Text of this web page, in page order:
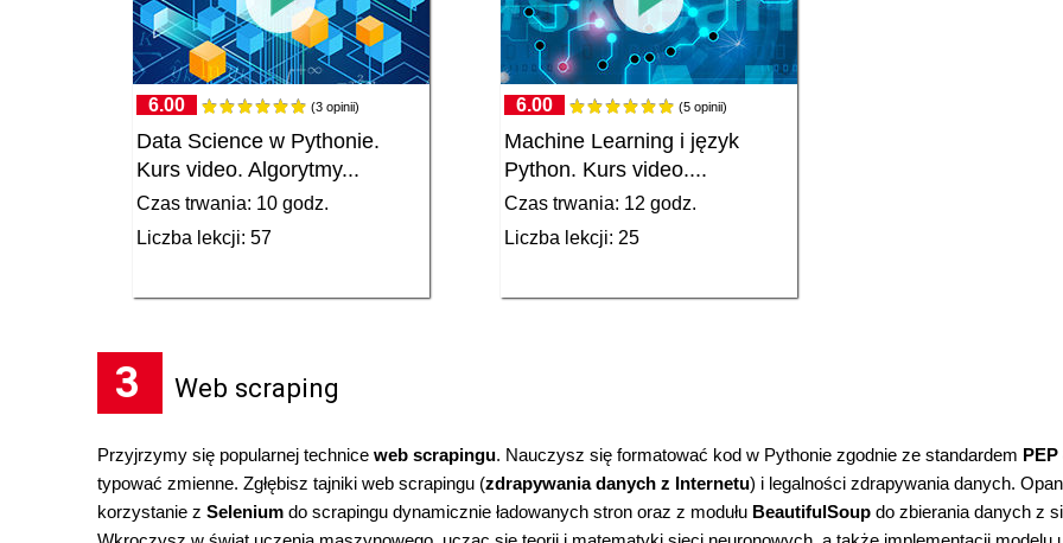
6.00 (3 opinii)
Data Science w Pythonie.
Kurs video. Algorytmy...
Czas trwania: 10 godz.
Liczba lekcji: 57
6.00 (5 opinii)
Machine Learning i język
Python. Kurs video....
Czas trwania: 12 godz.
Liczba lekcji: 25
3 Web scraping
Przyjrzymy się popularnej technice web scrapingu. Nauczysz się formatować kod w Pythonie zgodnie ze standardem PEP
typować zmienne. Zgłębisz tajniki web scrapingu (zdrapywania danych z Internetu) i legalności zdrapywania danych.
korzystanie z Selenium do scrapingu dynamicznie ładowanych stron oraz z modułu BeautifulSoup do zbierania danych z